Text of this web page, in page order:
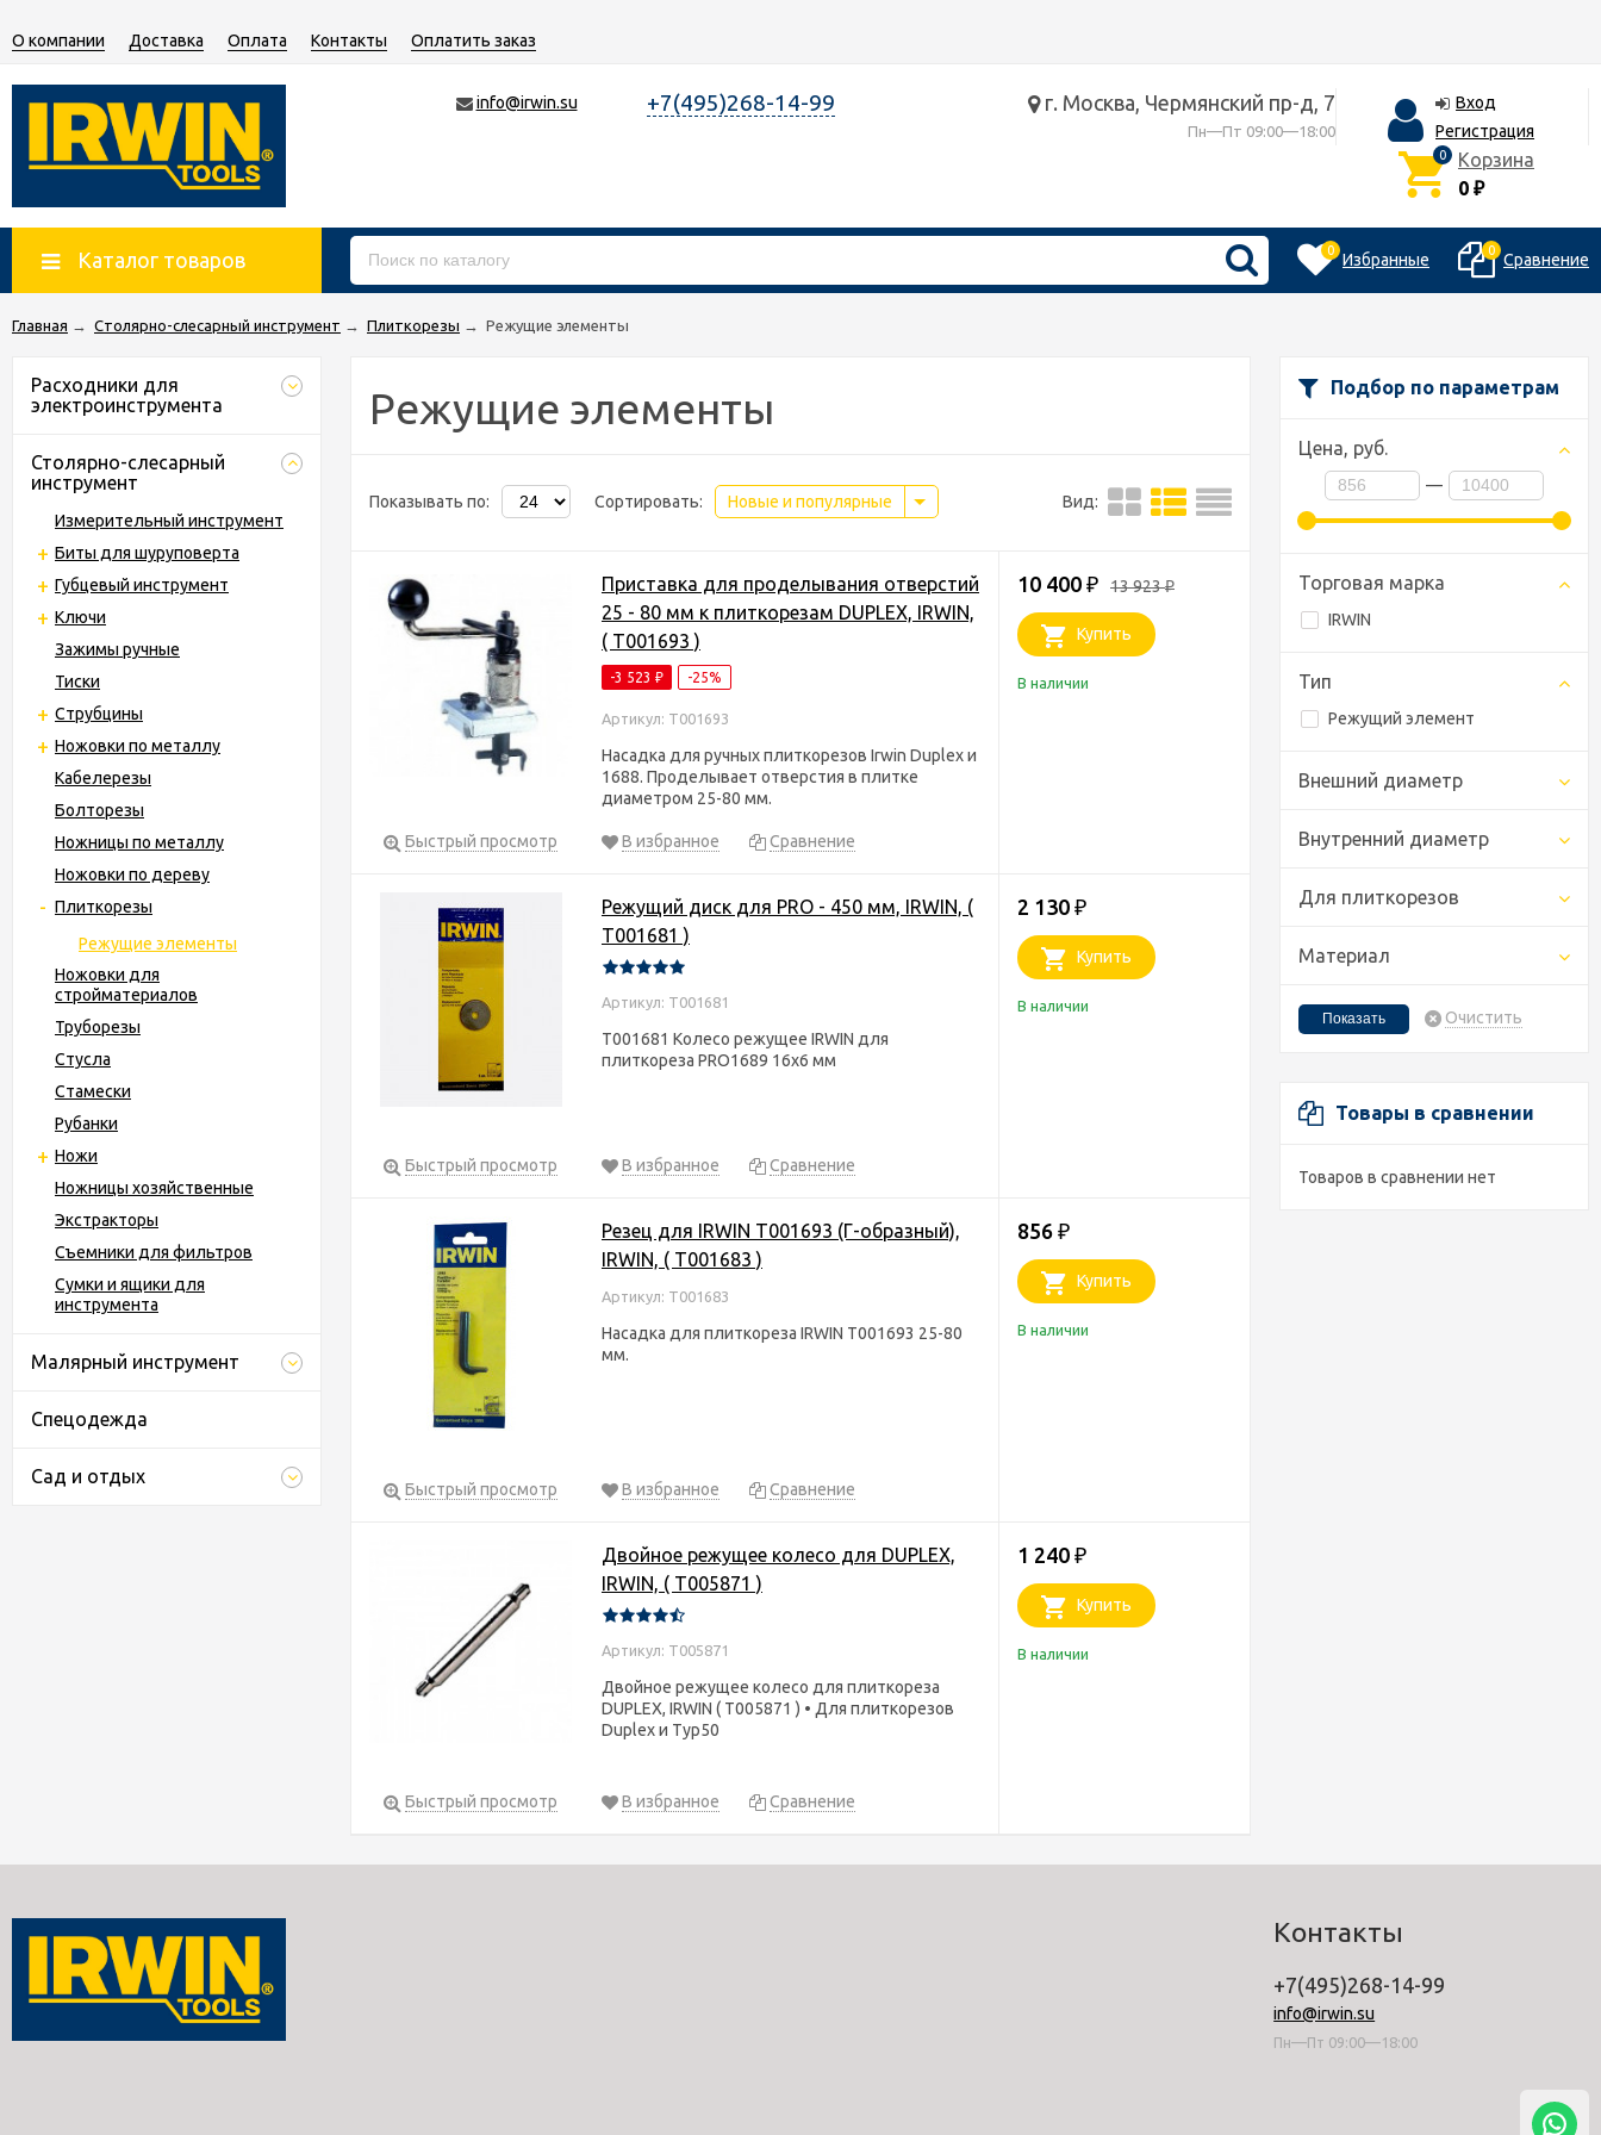
О компании Доставка Оплата Контакты Оплатить заказ
info@irwin.su +7(495)268-14-99 г. Москва, Чермянский пр-д, 7
Пн—Пт 09:00—18:00
Вход
Регистрация
0
Корзина
0 ₽
Каталог товаров 0 Избранные 0 Сравнение
Главная → Столярно-слесарный инструмент → Плиткорезы → Режущие элементы
Подбор по параметрам
Цена, руб.
—
Торговая марка
IRWIN
Тип
Режущий элемент
Внешний диаметр
Внутренний диаметр
Для плиткорезов
Материал
Очистить
Товары в сравнении
Товаров в сравнении нет
Расходники для
электроинструмента
Столярно-слесарный
инструмент
Измерительный инструмент
Биты для шуруповерта
Губцевый инструмент
Ключи
Зажимы ручные
Тиски
Струбцины
Ножовки по металлу
Кабелерезы
Болторезы
Ножницы по металлу
Ножовки по дереву
Плиткорезы
Режущие элементы
Ножовки для
стройматериалов
Труборезы
Стусла
Стамески
Рубанки
Ножи
Ножницы хозяйственные
Экстракторы
Съемники для фильтров
Сумки и ящики для
инструмента
Малярный инструмент
Спецодежда
Сад и отдых
Режущие элементы
Показывать по: Сортировать: Новые и популярные Вид:
Приставка для проделывания отверстий
25 - 80 мм к плиткорезам DUPLEX, IRWIN,
( T001693 )
-3 523 ₽ -25%
Артикул: T001693
Насадка для ручных плиткорезов Irwin Duplex и
1688. Проделывает отверстия в плитке
диаметром 25-80 мм.
10 400 ₽ 13 923₽
Купить
В наличии
Быстрый просмотр В избранное Сравнение
Режущий диск для PRO - 450 мм, IRWIN, (
T001681 )
Артикул: T001681
T001681 Колесо режущее IRWIN для
плиткореза PRO1689 16х6 мм
2 130 ₽
Купить
В наличии
Быстрый просмотр В избранное Сравнение
Резец для IRWIN T001693 (Г-образный),
IRWIN, ( T001683 )
Артикул: T001683
Насадка для плиткореза IRWIN T001693 25-80
мм.
856 ₽
Купить
В наличии
Быстрый просмотр В избранное Сравнение
Двойное режущее колесо для DUPLEX,
IRWIN, ( T005871 )
Артикул: T005871
Двойное режущее колесо для плиткореза
DUPLEX, IRWIN ( T005871 ) • Для плиткорезов
Duplex и Typ50
1 240 ₽
Купить
В наличии
Быстрый просмотр В избранное Сравнение
Контакты
+7(495)268-14-99
info@irwin.su
Пн—Пт 09:00—18:00